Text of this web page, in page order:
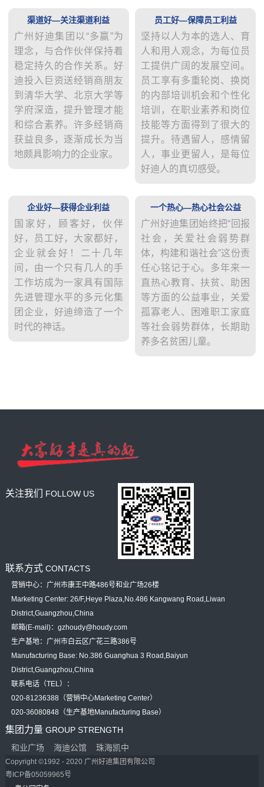
渠道好—关注渠道利益
广州好迪集团以“多赢”为
理念，与合作伙伴保持着
稳定持久的合作关系。好
迪投入巨资送经销商朋友
到清华大学、北京大学等
学府深造，提升管理才能
和综合素养。许多经销商
获益良多，逐渐成长为当
地颇具影响力的企业家。
员工好—保障员工利益
坚持以人为本的选人、育
人和用人观念，为每位员
工提供广阔的发展空间。
员工享有多重轮岗、换岗
的内部培训机会和个性化
培训，在职业素养和岗位
技能等方面得到了很大的
提升。待遇留人，感情留
人，事业更留人，是每位
好迪人的真切感受。
企业好—获得企业利益
国家好，顾客好，伙伴
好，员工好，大家都好，
企业就会好！二十几年
间，由一个只有几人的手
工作坊成为一家具有国际
先进管理水平的多元化集
团企业，好迪缔造了一个
时代的神话。
一个热心—热心社会公益
广州好迪集团始终把“回报
社会，关爱社会弱势群
体，构建和谐社会”这份责
任心铭记于心。多年来一
直热心教育、扶贫、助困
等方面的公益事业，关爱
孤寡老人、困难职工家庭
等社会弱势群体，长期助
养多名贫困儿童。
关注我们 FOLLOW US
联系方式 CONTACTS
营销中心：广州市康王中路486号和业广场26楼
Marketing Center: 26/F,Heye Plaza,No.486 Kangwang Road,Liwan
District,Guangzhou,China
邮箱(E-mail)：gzhoudy@houdy.com
生产基地：广州市白云区广花三路386号
Manufacturing Base: No.386 Guanghua 3 Road,Baiyun
District,Guangzhou,China
联系电话（TEL）：
020-81236388（营销中心Marketing Center）
020-36080848（生产基地Manufacturing Base）
集团力量 GROUP STRENGTH
和业广场
海迪公馆 珠海凯中
Copyright ©1992 - 2020 广州好迪集团有限公司
粤ICP备05059965号